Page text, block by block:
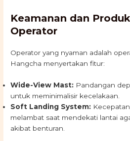
Keamanan dan
Operator
Operator yang nyaman adalah
Hangcha menyertakan fitur:
Wide-View Mast: Pandangan
untuk meminimalisir kecelakaan.
Soft Landing System:
melambat saat mendekati lantai
akibat benturan.